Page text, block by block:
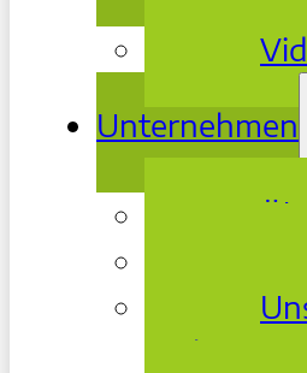
Unternehmen
Archiv